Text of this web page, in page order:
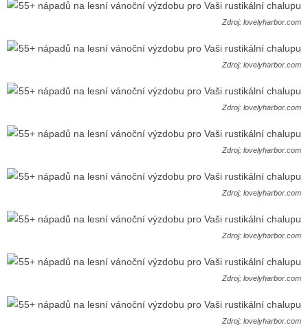
Zdroj: lovelyharbor.com
Zdroj: lovelyharbor.com
Zdroj: lovelyharbor.com
Zdroj: lovelyharbor.com
Zdroj: lovelyharbor.com
Zdroj: lovelyharbor.com
Zdroj: lovelyharbor.com
Zdroj: lovelyharbor.com